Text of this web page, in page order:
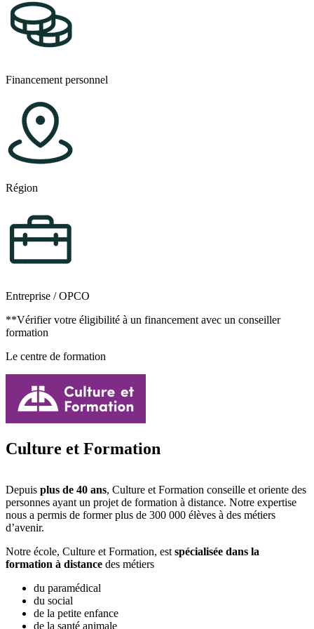
Financement personnel
Région
Entreprise / OPCO
**Vérifier votre éligibilité à un financement avec un conseiller
formation
Le centre de formation
Culture et Formation
Depuis plus de 40 ans, Culture et Formation conseille et oriente des
personnes ayant un projet de formation à distance. Notre expertise
nous a permis de former plus de 300 000 élèves à des métiers
d’avenir.
Notre école, Culture et Formation, est spécialisée dans la
formation à distance des métiers
du paramédical
du social
de la petite enfance
de la santé animale